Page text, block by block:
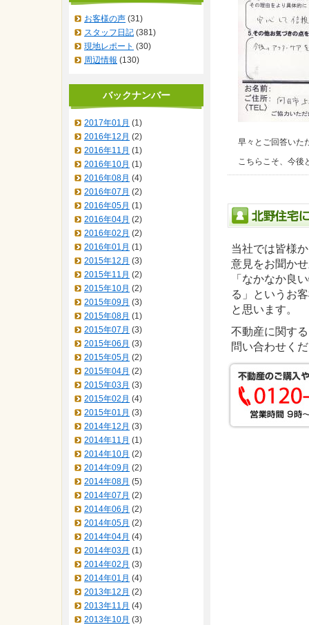
早々とご回答いた
こちらこそ、今後
当社では皆様
意見をお聞か
「なかなか良
る」というお
と思います。
不動産に関す
問い合わせく
お客様の声 (31)
スタッフ日記 (381)
現地レポート (30)
周辺情報 (130)
バックナンバー
2017年01月 (1)
2016年12月 (2)
2016年11月 (1)
2016年10月 (1)
2016年08月 (4)
2016年07月 (2)
2016年05月 (1)
2016年04月 (2)
2016年02月 (2)
2016年01月 (1)
2015年12月 (3)
2015年11月 (2)
2015年10月 (2)
2015年09月 (3)
2015年08月 (1)
2015年07月 (3)
2015年06月 (3)
2015年05月 (2)
2015年04月 (2)
2015年03月 (3)
2015年02月 (4)
2015年01月 (3)
2014年12月 (3)
2014年11月 (1)
2014年10月 (2)
2014年09月 (2)
2014年08月 (5)
2014年07月 (2)
2014年06月 (2)
2014年05月 (2)
2014年04月 (4)
2014年03月 (1)
2014年02月 (3)
2014年01月 (4)
2013年12月 (2)
2013年11月 (4)
2013年10月 (3)